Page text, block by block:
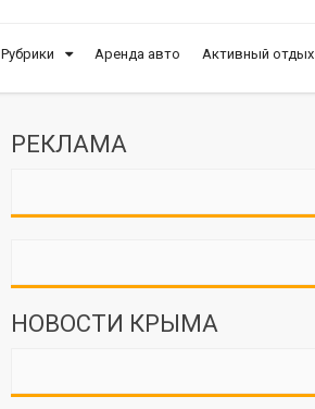
Рубрики Аренда авто Активный отдых
РЕКЛАМА
НОВОСТИ КРЫМА